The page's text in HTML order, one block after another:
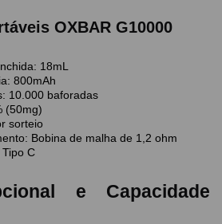
​​OXBAR G10000
18mL
800mAh
10.000 baforadas
(50mg)
sorteio
Bobina de malha de 1,2 ohm
C
e Capacidade